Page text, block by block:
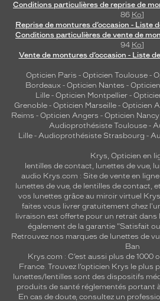
Conditions particulières de reprise de
86 Ko]
Reprise de montures d’occasion - Liste
Conditions particulières de vente de
94 Ko]
Vente de montures d’occasion - Liste
Opticien Paris - Opticien Toulouse-
Bordeaux- Opticien Nantes -
Lille - Opticien Montpellier -
Grenoble - Opticien Marseille - Opticien
Reims - Opticien Angers - Opticien Nancy
Audioprothésiste Toulouse-
Lille- Audioprothésiste Strasbourg -
Krys, Opticien en
lentilles de contact, lunettes de vue,
audio Krys.com : Site de vente en
lunettes de vue, de lentilles de contact,
vos lunettes grâce au miroir virtuel
faites vous livrer gratuitement chez
livraison est offerte pour un retrait dans
également de la garantie "Satisfait
Retrouvez nos marques de lunettes de
Ban
Krys.com : C’est aussi plus de 1000
France. Trouvez l’opticien Krys le plus
lunettes/lentilles sont des dispositifs
produits de santé réglementés portant
En cas de doute, consultez un